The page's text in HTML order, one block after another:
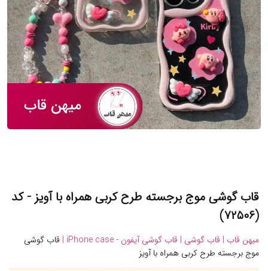
قاب گوشی موج برجسته طرح کربی همراه با آویز - کد
(۷۲۵۰۶)
میهن قاب | قاب گوشی | قاب گوشی آیفون - iPhone case |
قاب گوشی
موج برجسته طرح کربی همراه با آویز